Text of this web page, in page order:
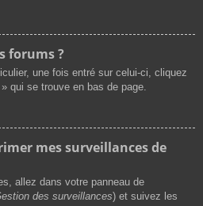
forums ?
une fois entré sur celui-ci, cliquez
qui se trouve en bas de page.
mes surveillances de
allez dans votre panneau de
des surveillances) et suivez les